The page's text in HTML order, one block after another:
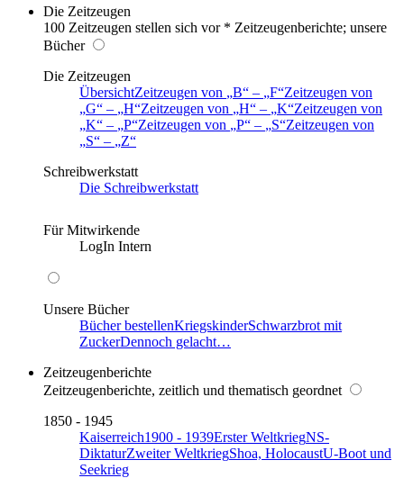
Die Zeitzeugen
100 Zeitzeugen stellen sich vor * Zeitzeugenberichte; unsere
Bücher
Die Zeitzeugen
ÜbersichtZeitzeugen von B – F Zeitzeugen von
G
– H Zeitzeugen von H – K Zeitzeugen von
K
– P Zeitzeugen von P – S Zeitzeugen von
S
–
Z
Schreibwerkstatt
Die Schreibwerkstatt
Für Mitwirkende
LogIn Intern
Unsere Bücher
Bücher bestellenKriegskinderSchwarzbrot mit
ZuckerDennoch gelacht…
Zeitzeugenberichte
Zeitzeugenberichte, zeitlich und thematisch geordnet
1850 - 1945
Kaiserreich1900 - 1939Erster WeltkriegNS-
DiktaturZweiter WeltkriegShoa, HolocaustU-Boot und
Seekrieg